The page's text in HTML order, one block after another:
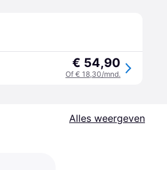
€ 54,90
Of € 18,30/mnd.
Alles weergeven